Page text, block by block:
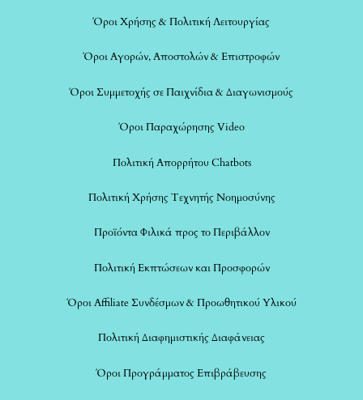
Όροι Χρήσης & Πολιτική Λειτουργίας
Όροι Αγορών, Αποστολών & Επιστροφών
Όροι Συμμετοχής σε Παιχνίδια & Διαγωνισμούς
Όροι Παραχώρησης Video
Πολιτική Απορρήτου Chatbots
Πολιτική Χρήσης Τεχνητής Νοημοσύνης
Προϊόντα Φιλικά προς το Περιβάλλον
Πολιτική Εκπτώσεων και Προσφορών
Όροι Affiliate Συνδέσμων & Προωθητικού Υλικού
Πολιτική Διαφημιστικής Διαφάνειας
Όροι Προγράμματος Επιβράβευσης